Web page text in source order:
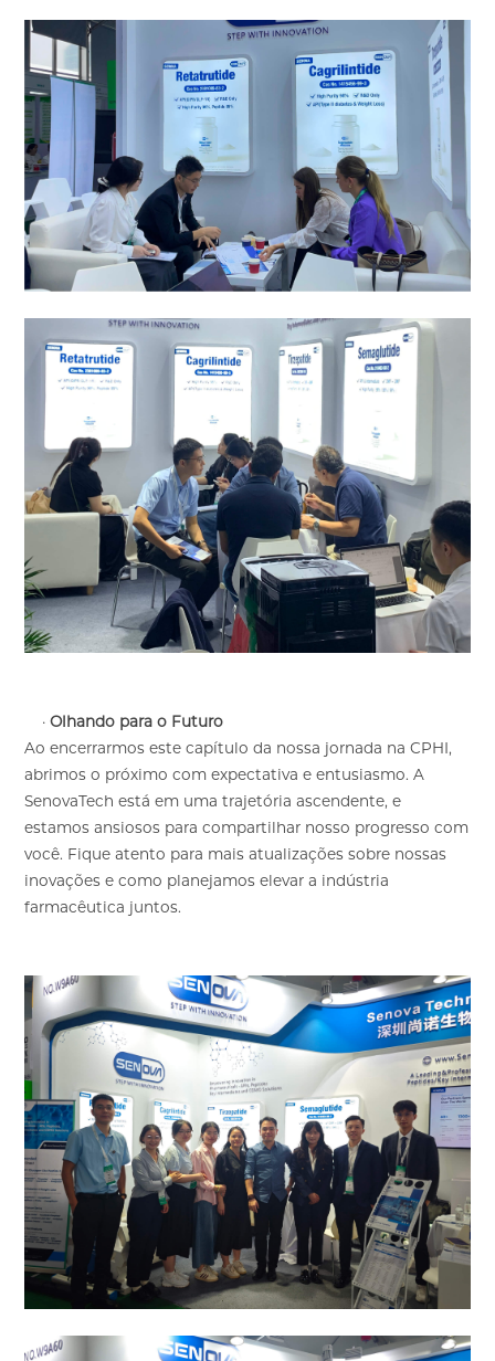
·Olhando para o Futuro
Ao encerrarmos este capítulo da nossa jornada na CPHI,
abrimos o próximo com expectativa e entusiasmo. A
SenovaTech está em uma trajetória ascendente, e
estamos ansiosos para compartilhar nosso progresso com
você. Fique atento para mais atualizações sobre nossas
inovações e como planejamos elevar a indústria
farmacêutica juntos.